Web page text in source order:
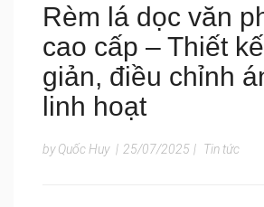
Rèm lá dọc văn
cao cấp – Thiết
giản, điều chỉnh
linh hoạt
by Quốc Huy | 25/07/2025 | Tin tức